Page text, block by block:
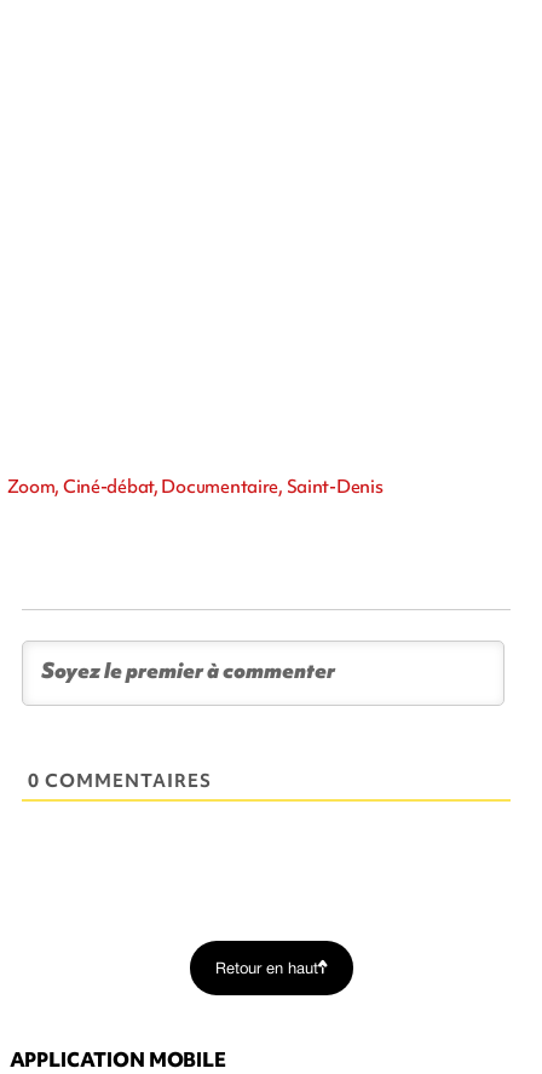
Zoom, Ciné-débat, Documentaire, Saint-Denis
0 COMMENTAIRES
Retour en haut
APPLICATION MOBILE